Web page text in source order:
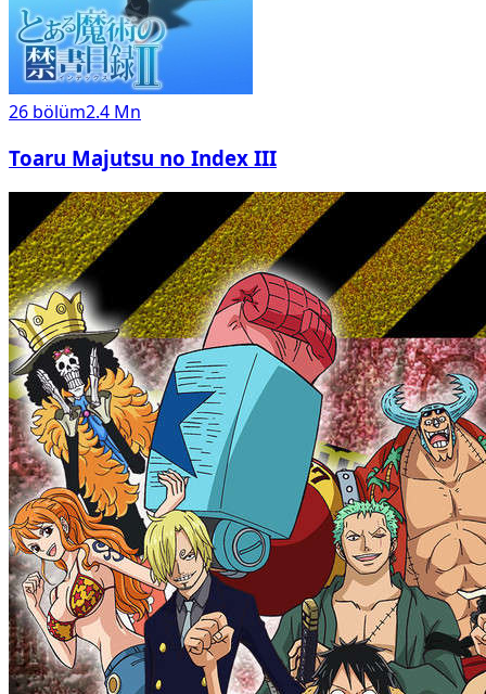
26 bölüm2.4 Mn
Toaru Majutsu no Index III